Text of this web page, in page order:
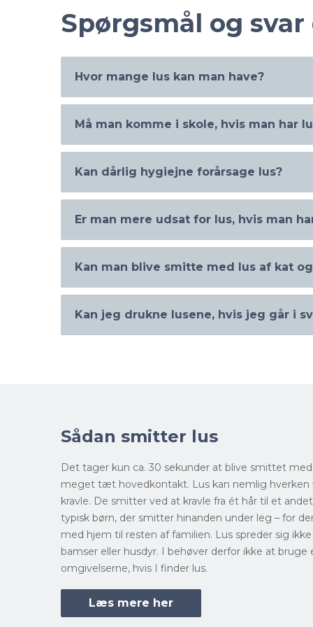
Spørgsmål og svar
Hvor mange lus kan man have?
Man kan faktisk have langt over 1.000 lus,
antal er heldigvis meget lavere: 10-12 lus pr.
Må man komme i skole, hvis man har
Ja! Ifølge de officielle anbefalinger skal man
hjemme fra skole, når barnet har lus. Man
Kan dårlig hygiejne forårsage lus?
Nej! Det er ikke den dårlige hygiejne, der
kun gennem tæt menneskelig kontakt.
hygiejne som regel får andre mennesker til at
Er man mere udsat for lus, hvis man
Nej! Lus er fuldstændig ligeglade. De er
ikke til og fra.
Kan man blive smitte med lus af kat
Nej! Hovedlus lever kun på mennesker.
Kan jeg drukne lusene, hvis jeg går i
Sådan smitter lus
Det tager kun ca. 30 sekunder at blive smittet
meget tæt hovedkontakt. Lus kan nemlig hverken
kravle. De smitter ved at kravle fra ét hår til et
typisk børn, der smitter hinanden under leg – for
med hjem til resten af familien. Lus spreder sig
bamser eller husdyr. I behøver derfor ikke at bruge
omgivelserne, hvis I finder lus.
Læs mere her